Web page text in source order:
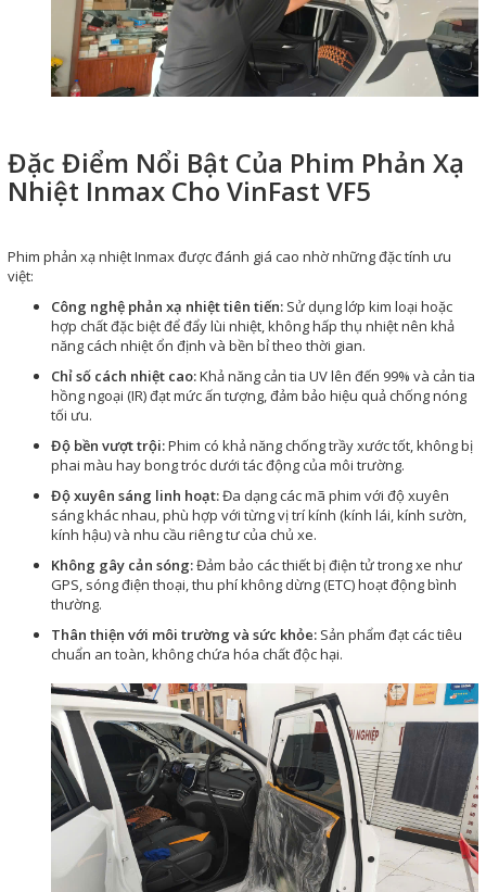
Đặc Điểm Nổi Bật Của Phim Phản Xạ
Nhiệt Inmax Cho VinFast VF5
Phim phản xạ nhiệt Inmax được đánh giá cao nhờ những đặc tính ưu
việt:
Công nghệ phản xạ nhiệt tiên tiến: Sử dụng lớp kim loại hoặc
hợp chất đặc biệt để đẩy lùi nhiệt, không hấp thụ nhiệt nên khả
năng cách nhiệt ổn định và bền bỉ theo thời gian.
Chỉ số cách nhiệt cao:Khả năng cản tia UV lên đến 99% và cản tia
hồng ngoại (IR) đạt mức ấn tượng, đảm bảo hiệu quả chống nóng
tối ưu.
Độ bền vượt trội:Phim có khả năng chống trầy xước tốt, không bị
phai màu hay bong tróc dưới tác động của môi trường.
Độ xuyên sáng linh hoạt:Đa dạng các mã phim với độ xuyên
sáng khác nhau, phù hợp với từng vị trí kính (kính lái, kính sườn,
kính hậu) và nhu cầu riêng tư của chủ xe.
Không gây cản sóng:Đảm bảo các thiết bị điện tử trong xe như
GPS, sóng điện thoại, thu phí không dừng (ETC) hoạt động bình
thường.
Thân thiện với môi trường và sức khỏe: Sản phẩm đạt các tiêu
chuẩn an toàn, không chứa hóa chất độc hại.